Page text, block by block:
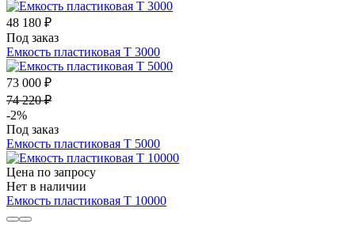
48 180 ₽
Под заказ
Емкость пластиковая Т 3000
73 000 ₽
74 220 ₽
-2%
Под заказ
Емкость пластиковая Т 5000
Цена по запросу
Нет в наличии
Емкость пластиковая Т 10000